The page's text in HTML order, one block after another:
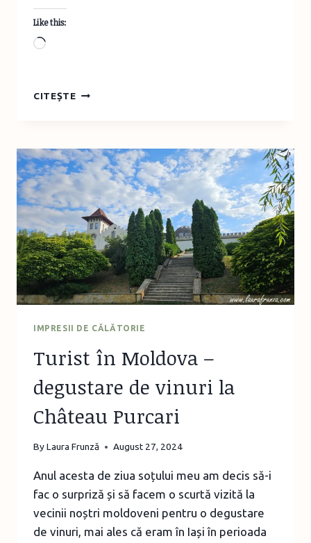
Like this:
Loading…
CITEȘTEAM
O
VACANȚĂ
RELAXANTĂ
LA
MARE
CU
COPIII!
IMPRESII DE CĂLĂTORIE
Turist în Moldova –
degustare de vinuri la
Château Purcari
ByLaura Frunză August 27, 2024
Anul acesta de ziua soțului meu am decis să-i
fac o surpriză și să facem o scurtă vizită la
vecinii noștri moldoveni pentru o degustare
de vinuri, mai ales că eram în Iași în perioada